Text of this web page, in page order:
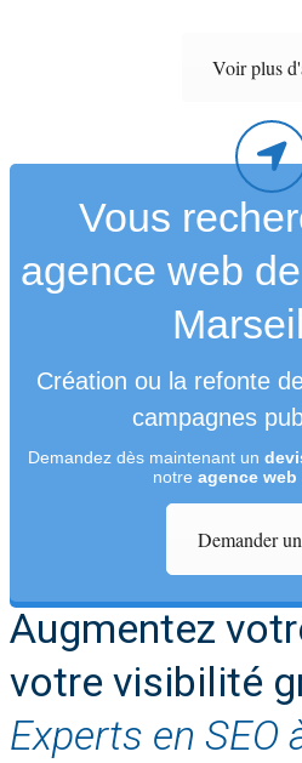
Voir plus
Vous
agence web
Création ou la refonte
campagnes
Demandez dès maintenant un
notre agence web
Demander
Augmentez
votre visibilité
Experts en SEO